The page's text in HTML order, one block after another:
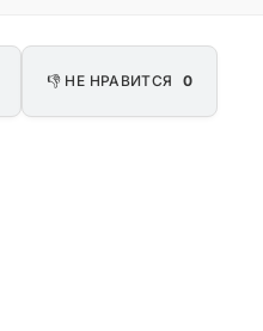
👎 НЕ НРАВИТСЯ 0